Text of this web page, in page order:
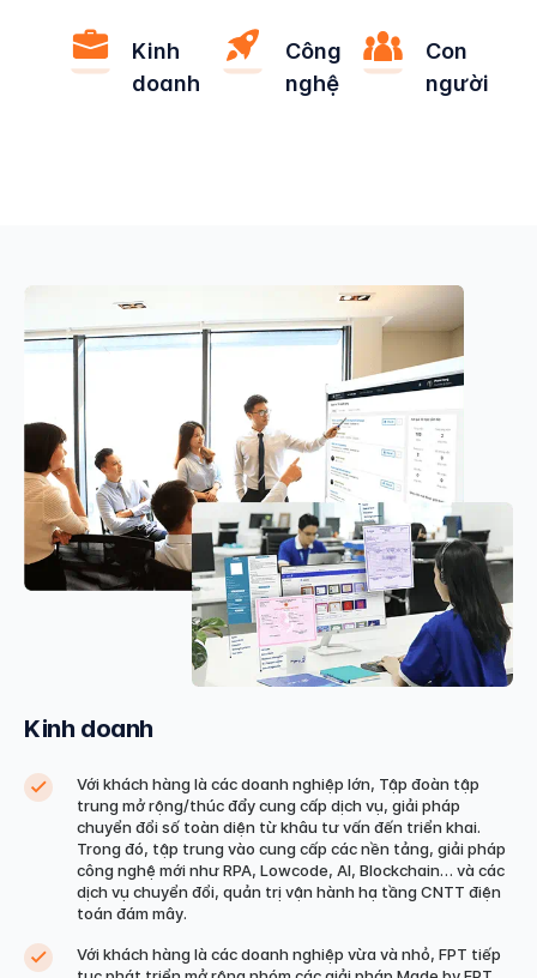
Kinh
doanh
Công
nghệ
Con
người
Kinh doanh
Với khách hàng là các doanh nghiệp lớn, Tập đoàn tập
trung mở rộng/thúc đẩy cung cấp dịch vụ, giải pháp
chuyển đổi số toàn diện từ khâu tư vấn đến triển khai.
Trong đó, tập trung vào cung cấp các nền tảng, giải pháp
công nghệ mới như RPA, Lowcode, AI, Blockchain… và các
dịch vụ chuyển đổi, quản trị vận hành hạ tầng CNTT điện
toán đám mây.
Với khách hàng là các doanh nghiệp vừa và nhỏ, FPT tiếp